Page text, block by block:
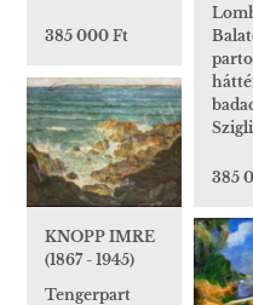
385 000 Ft
385
KNOPP IMRE
(1867 - 1945)
Tengerpart